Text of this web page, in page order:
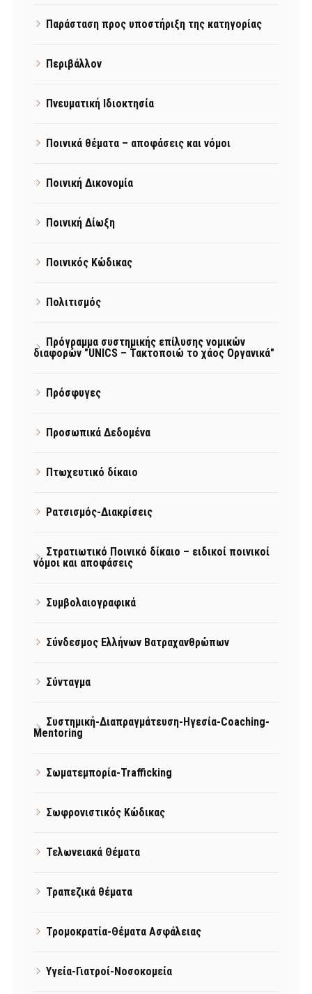
Παράσταση προς υποστήριξη της κατηγορίας
Περιβάλλον
Πνευματική Ιδιοκτησία
Ποινικά θέματα – αποφάσεις και νόμοι
Ποινική Δικονομία
Ποινική Δίωξη
Ποινικός Κώδικας
Πολιτισμός
Πρόγραμμα συστημικής επίλυσης νομικών
διαφορών "UNICS – Τακτοποιώ το χάος Οργανικά"
Πρόσφυγες
Προσωπικά Δεδομένα
Πτωχευτικό δίκαιο
Ρατσισμός-Διακρίσεις
Στρατιωτικό Ποινικό δίκαιο – ειδικοί ποινικοί
νόμοι και αποφάσεις
Συμβολαιογραφικά
Σύνδεσμος Ελλήνων Βατραχανθρώπων
Σύνταγμα
Συστημική-Διαπραγμάτευση-Ηγεσία-Coaching-
Mentoring
Σωματεμπορία-Trafficking
Σωφρονιστικός Κώδικας
Τελωνειακά Θέματα
Τραπεζικά θέματα
Τρομοκρατία-Θέματα Ασφάλειας
Υγεία-Γιατροί-Νοσοκομεία